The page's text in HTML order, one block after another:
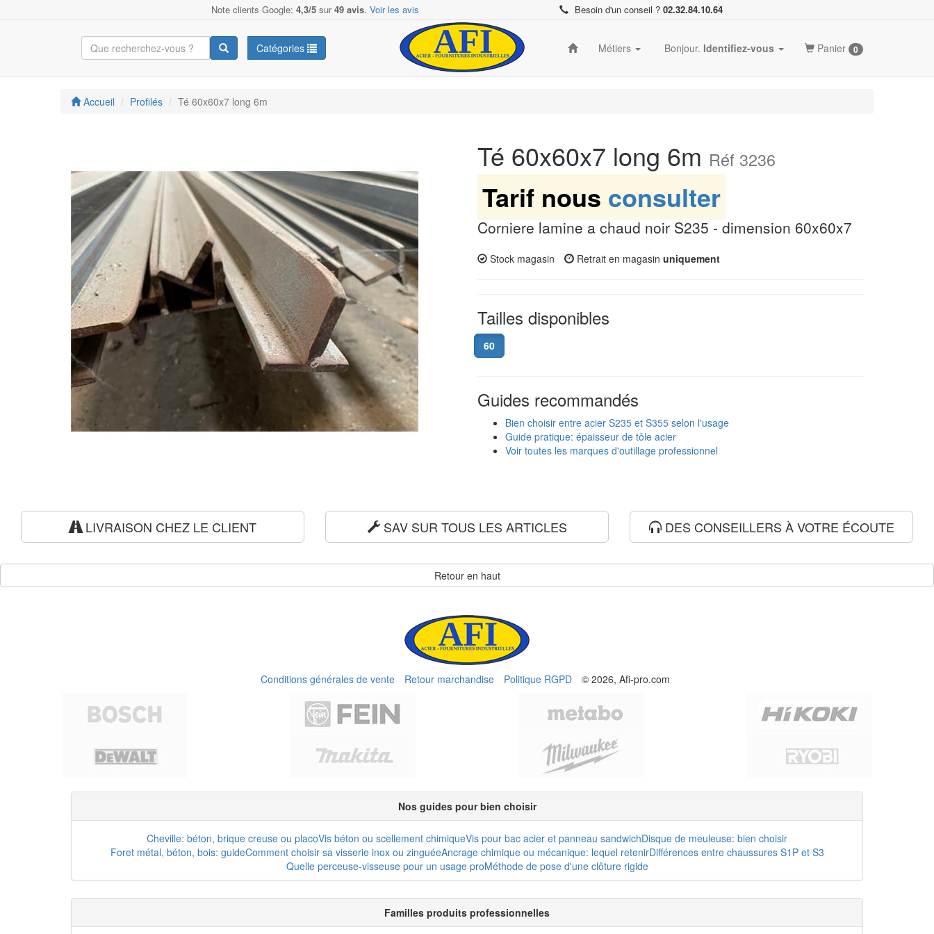
Note clients Google: 4,3/5 sur49 avis. Voir les avis Besoin d'un conseil ? 02.32.84.10.64
Catégories Métiers Bonjour. Identifiez-vous Panier 0
Accueil Profilés Té 60x60x7 long 6m
Té 60x60x7 long 6m Réf 3236
Tarif nous consulter
Corniere lamine a chaud noir S235 - dimension 60x60x7
Stock magasin Retrait en magasin uniquement
Tailles disponibles
60
Guides recommandés
Bien choisir entre acier S235 et S355 selon l'usage
Guide pratique: épaisseur de tôle acier
Voir toutes les marques d'outillage professionnel
LIVRAISON CHEZ LE CLIENT SAV SUR TOUS LES ARTICLES DES CONSEILLERS À VOTRE ÉCOUTE
Retour en haut
Conditions générales de vente Retour marchandise Politique RGPD © 2026, Afi-pro.com
Nos guides pour bien choisir
Cheville: béton, brique creuse ou placoVis béton ou scellement chimiqueVis pour bac acier et panneau sandwichDisque de meuleuse: bien choisir
Foret métal, béton, bois: guideComment choisir sa visserie inox ou zinguéeAncrage chimique ou mécanique: lequel retenirDifférences entre chaussures S1P et S3
Quelle perceuse-visseuse pour un usage proMéthode de pose d'une clôture rigide
Familles produits professionnelles